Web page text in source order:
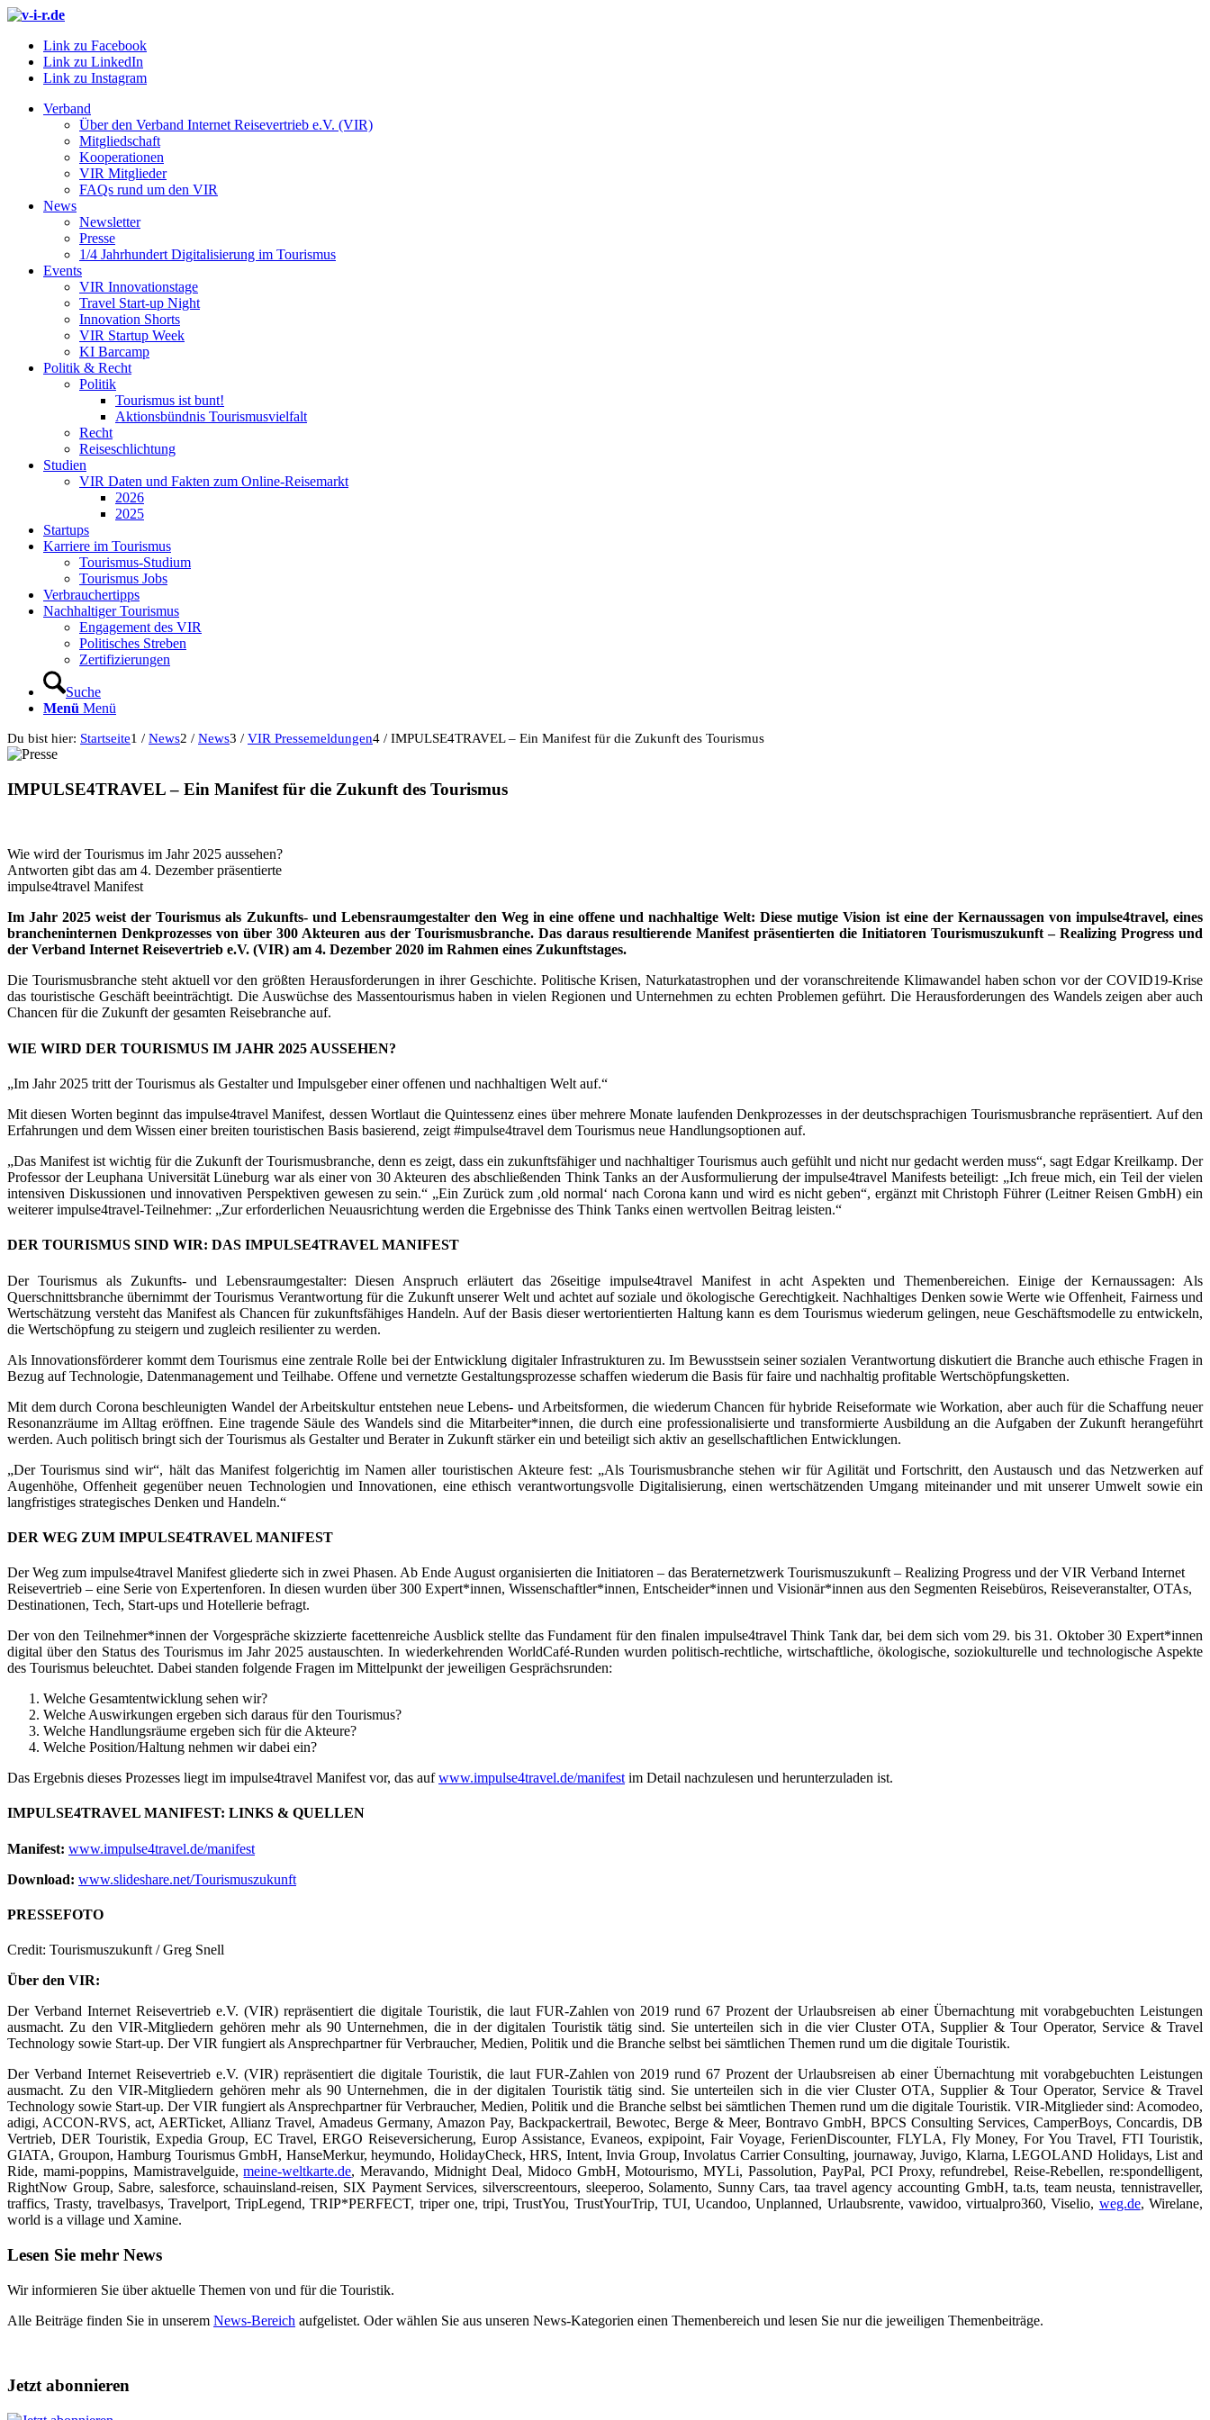
Link zu Facebook
Link zu LinkedIn
Link zu Instagram
Verband
Über den Verband Internet Reisevertrieb e.V. (VIR)
Mitgliedschaft
Kooperationen
VIR Mitglieder
FAQs rund um den VIR
News
Newsletter
Presse
1/4 Jahrhundert Digitalisierung im Tourismus
Events
VIR Innovationstage
Travel Start-up Night
Innovation Shorts
VIR Startup Week
KI Barcamp
Politik & Recht
Politik
Tourismus ist bunt!
Aktionsbündnis Tourismusvielfalt
Recht
Reiseschlichtung
Studien
VIR Daten und Fakten zum Online-Reisemarkt
2026
2025
Startups
Karriere im Tourismus
Tourismus-Studium
Tourismus Jobs
Verbrauchertipps
Nachhaltiger Tourismus
Engagement des VIR
Politisches Streben
Zertifizierungen
Suche
Menü Menü
Du bist hier: Startseite1 / News2 / News3 / VIR Pressemeldungen4 / IMPULSE4TRAVEL – Ein Manifest für die Zukunft des Tourismus
IMPULSE4TRAVEL – Ein Manifest für die Zukunft des Tourismus
Wie wird der Tourismus im Jahr 2025 aussehen?
Antworten gibt das am 4. Dezember präsentierte
impulse4travel Manifest
Im Jahr 2025 weist der Tourismus als Zukunfts- und Lebensraumgestalterden Weg in eine offene und nachhaltige Welt: Diese mutige Vision ist eine der Kernaussagen von impulse4travel, eines
brancheninternen Denkprozesses von über 300 Akteuren aus der Tourismusbranche. Das daraus resultierende Manifest präsentierten die Initiatoren Tourismuszukunft – Realizing Progress und
der Verband Internet Reisevertrieb e.V. (VIR) am 4. Dezember 2020 im Rahmen eines Zukunftstages.
Die Tourismusbranche steht aktuell vor den größten Herausforderungen in ihrer Geschichte. Politische Krisen, Naturkatastrophen und der voranschreitende Klimawandel haben schon vor der COVID19-Krise
das touristische Geschäft beeinträchtigt.Die Auswüchse des Massentourismus haben in vielen Regionen und Unternehmen zu echten Problemen geführt. Die Herausforderungen des Wandels zeigen aber auch
Chancen für die Zukunft der gesamten Reisebranche auf.
WIE WIRD DER TOURISMUS IM JAHR 2025 AUSSEHEN?
„Im Jahr 2025 tritt der Tourismus als Gestalter und Impulsgeber einer offenen und nachhaltigen Welt auf.“
Mit diesen Worten beginnt das impulse4travel Manifest, dessen Wortlaut die Quintessenz eines über mehrere Monate laufenden Denkprozesses in der deutschsprachigen Tourismusbranche repräsentiert. Auf den
Erfahrungen und dem Wissen einer breiten touristischen Basis basierend, zeigt #impulse4travel dem Tourismus neue Handlungsoptionen auf.
„Das Manifest ist wichtig für die Zukunft der Tourismusbranche, denn es zeigt, dass ein zukunftsfähiger und nachhaltiger Tourismus auch gefühlt und nicht nur gedacht werden muss“, sagt Edgar Kreilkamp. Der
Professor der Leuphana Universität Lüneburg war als einer von 30 Akteuren des abschließenden Think Tanks an der Ausformulierung der impulse4travel Manifests beteiligt: „Ich freue mich, ein Teil der vielen
intensiven Diskussionen und innovativen Perspektiven gewesen zu sein.“ „Ein Zurück zum ‚old normal‘ nach Corona kann und wird es nicht geben“, ergänzt mit Christoph Führer (Leitner Reisen GmbH) ein
weiterer impulse4travel-Teilnehmer: „Zur erforderlichen Neuausrichtung werden die Ergebnisse des Think Tanks einen wertvollen Beitrag leisten.“
DER TOURISMUS SIND WIR: DAS IMPULSE4TRAVEL MANIFEST
Der Tourismus als Zukunfts- und Lebensraumgestalter: Diesen Anspruch erläutert das 26seitige impulse4travel Manifest in acht Aspekten und Themenbereichen. Einige der Kernaussagen: Als
Querschnittsbranche übernimmt der Tourismus Verantwortung für die Zukunft unserer Welt und achtet auf soziale und ökologische Gerechtigkeit. Nachhaltiges Denken sowie Werte wie Offenheit, Fairness und
Wertschätzung versteht das Manifest als Chancen für zukunftsfähiges Handeln. Auf der Basis dieser wertorientierten Haltung kann es dem Tourismus wiederum gelingen, neue Geschäftsmodelle zu entwickeln,
die Wertschöpfung zu steigern und zugleich resilienter zu werden.
Als Innovationsförderer kommt dem Tourismus eine zentrale Rolle bei der Entwicklung digitaler Infrastrukturen zu. Im Bewusstsein seiner sozialen Verantwortung diskutiert die Branche auch ethische Fragen in
Bezug auf Technologie, Datenmanagement und Teilhabe. Offene und vernetzte Gestaltungsprozesse schaffen wiederum die Basis für faire und nachhaltig profitable Wertschöpfungsketten.
Mit dem durch Corona beschleunigten Wandel der Arbeitskultur entstehen neue Lebens- und Arbeitsformen, die wiederum Chancen für hybride Reiseformate wie Workation, aber auch für die Schaffung neuer
Resonanzräume im Alltag eröffnen. Eine tragende Säule des Wandels sind die Mitarbeiter*innen, die durch eine professionalisierte und transformierte Ausbildung an die Aufgaben der Zukunft herangeführt
werden. Auch politisch bringt sich der Tourismus als Gestalter und Berater in Zukunft stärker ein und beteiligt sich aktiv an gesellschaftlichen Entwicklungen.
„Der Tourismus sind wir“, hält das Manifest folgerichtig im Namen aller touristischen Akteure fest: „Als Tourismusbranche stehen wir für Agilität und Fortschritt, den Austausch und das Netzwerken auf
Augenhöhe, Offenheit gegenüber neuen Technologien und Innovationen, eine ethisch verantwortungsvolle Digitalisierung, einen wertschätzenden Umgang miteinander und mit unserer Umwelt sowie ein
langfristiges strategisches Denken und Handeln.“
DER WEG ZUM IMPULSE4TRAVEL MANIFEST
Der Weg zum impulse4travel Manifest gliederte sich in zwei Phasen. Ab Ende August organisierten die Initiatoren – das Beraternetzwerk Tourismuszukunft – Realizing Progress und der VIR Verband Internet
Reisevertrieb – eine Serie von Expertenforen. In diesen wurden über 300 Expert*innen, Wissenschaftler*innen, Entscheider*innen und Visionär*innen aus den Segmenten Reisebüros, Reiseveranstalter, OTAs,
Destinationen, Tech, Start-ups und Hotellerie befragt.
Der von den Teilnehmer*innen der Vorgespräche skizzierte facettenreiche Ausblick stellte das Fundament für den finalen impulse4travel Think Tank dar, bei dem sich vom 29. bis 31. Oktober 30 Expert*innen
digital über den Status des Tourismus im Jahr 2025 austauschten. In wiederkehrenden WorldCafé-Runden wurden politisch-rechtliche, wirtschaftliche, ökologische, soziokulturelle und technologische Aspekte
des Tourismus beleuchtet. Dabei standen folgende Fragen im Mittelpunkt der jeweiligen Gesprächsrunden:
Welche Gesamtentwicklung sehen wir?
Welche Auswirkungen ergeben sich daraus für den Tourismus?
Welche Handlungsräume ergeben sich für die Akteure?
Welche Position/Haltung nehmen wir dabei ein?
Das Ergebnis dieses Prozesses liegt im impulse4travel Manifest vor, das aufwww.impulse4travel.de/manifest im Detail nachzulesen und herunterzuladen ist.
IMPULSE4TRAVEL MANIFEST: LINKS & QUELLEN
Manifest: www.impulse4travel.de/manifest
Download: www.slideshare.net/Tourismuszukunft
PRESSEFOTO
Credit: Tourismuszukunft / Greg Snell
Über den VIR:
Der Verband Internet Reisevertrieb e.V. (VIR) repräsentiert die digitale Touristik, die laut FUR-Zahlen von 2019 rund 67 Prozent der Urlaubsreisen ab einer Übernachtung mit vorabgebuchten Leistungen
ausmacht. Zu den VIR-Mitgliedern gehören mehr als 90 Unternehmen, die in der digitalen Touristik tätig sind. Sie unterteilen sich in die vier Cluster OTA, Supplier & Tour Operator, Service & Travel
Technology sowie Start-up. Der VIR fungiert als Ansprechpartner für Verbraucher, Medien, Politik und die Branche selbst bei sämtlichen Themen rund um die digitale Touristik.
Der Verband Internet Reisevertrieb e.V. (VIR) repräsentiert die digitale Touristik, die laut FUR-Zahlen von 2019 rund 67 Prozent der Urlaubsreisen ab einer Übernachtung mit vorabgebuchten Leistungen
ausmacht. Zu den VIR-Mitgliedern gehören mehr als 90 Unternehmen, die in der digitalen Touristik tätig sind. Sie unterteilen sich in die vier Cluster OTA, Supplier & Tour Operator, Service & Travel
Technology sowie Start-up. Der VIR fungiert als Ansprechpartner für Verbraucher, Medien, Politik und die Branche selbst bei sämtlichen Themen rund um die digitale Touristik. VIR-Mitglieder sind: Acomodeo,
adigi, ACCON-RVS, act, AERTicket, Allianz Travel, Amadeus Germany, Amazon Pay, Backpackertrail, Bewotec, Berge & Meer, Bontravo GmbH, BPCS Consulting Services, CamperBoys, Concardis, DB
Vertrieb, DER Touristik, Expedia Group, EC Travel, ERGO Reiseversicherung, Europ Assistance, Evaneos, expipoint, Fair Voyage, FerienDiscounter, FLYLA, Fly Money, For You Travel, FTI Touristik,
GIATA, Groupon, Hamburg Tourismus GmbH, HanseMerkur, heymundo, HolidayCheck, HRS, Intent, Invia Group, Involatus Carrier Consulting, journaway, Juvigo, Klarna, LEGOLAND Holidays, List and
Ride, mami-poppins, Mamistravelguide,meine-weltkarte.de, Meravando, Midnight Deal, Midoco GmbH, Motourismo, MYLi, Passolution, PayPal, PCI Proxy, refundrebel, Reise-Rebellen, re:spondelligent,
RightNow Group, Sabre, salesforce, schauinsland-reisen, SIX Payment Services, silverscreentours, sleeperoo, Solamento, Sunny Cars, taa travel agency accounting GmbH, ta.ts, team neusta, tennistraveller,
traffics, Trasty, travelbasys, Travelport, TripLegend, TRIP*PERFECT, triper one, tripi, TrustYou, TrustYourTrip, TUI, Ucandoo, Unplanned, Urlaubsrente, vawidoo, virtualpro360, Viselio, weg.de, Wirelane,
world is a village und Xamine.
Lesen Sie mehr News
Wir informieren Sie über aktuelle Themen von und für die Touristik.
Alle Beiträge finden Sie in unserem News-Bereich aufgelistet. Oder wählen Sie aus unseren News-Kategorien einen Themenbereich und lesen Sie nur die jeweiligen Themenbeiträge.
Jetzt abonnieren